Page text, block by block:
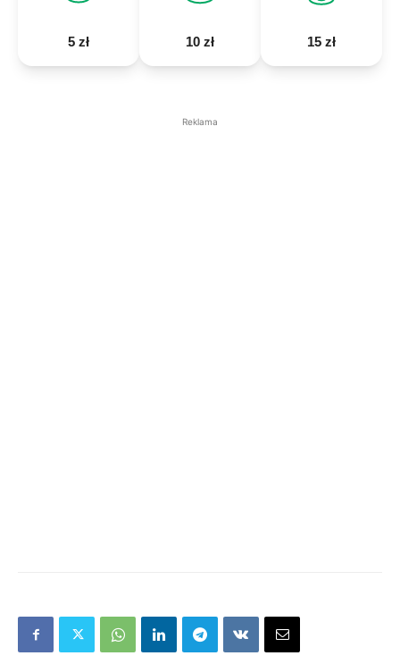
5 zł 10 zł 15 zł
Reklama